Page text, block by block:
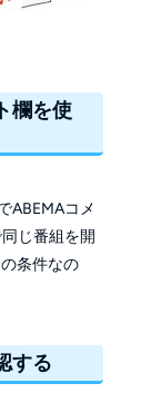
欄を使
ABEMAコメ
じ番組を開
条件なの
する